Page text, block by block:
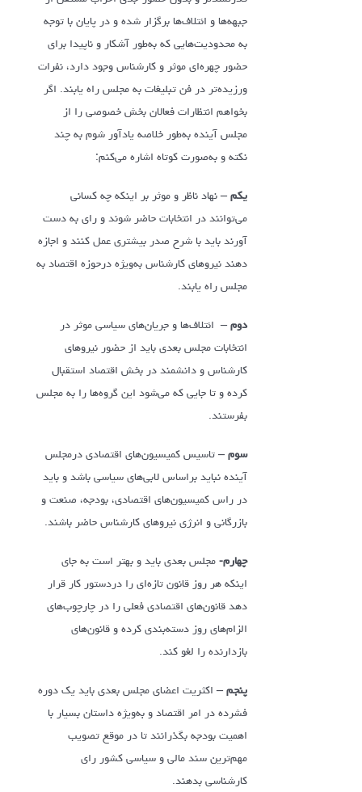
جبهه‌ها و ائتلاف‌ها برگزار شده و در پایان با توجه
به محدودیت‌هایی که به‌طور آشکار و ناپیدا برای
حضور چهره‌ای موثر و کارشناس وجود دارد، نفرات
ورزیده‌تر در فن تبلیغات به مجلس راه یابند. اگر
بخواهم انتظارات فعالان بخش خصوصی را از
مجلس آینده به‌طور خلاصه یادآور شوم به چند
نکته و به‌صورت کوتاه اشاره می‌کنم:
یکم –نهاد ناظر و موثر بر اینکه چه کسانی
می‌توانند در انتخابات حاضر شوند و رای به دست
آورند باید با شرح صدر بیشتری عمل کنند و اجازه
دهند نیروهای کارشناس به‌ویژه درحوزه اقتصاد به
مجلس راه یابند.
دوم – ائتلاف‌ها و جریان‌های سیاسی موثر در
انتخابات مجلس بعدی باید از حضور نیروهای
کارشناس و دانشمند در بخش اقتصاد استقبال
کرده و تا جایی که می‌شود این گروه‌ها را به مجلس
بفرستند.
سوم –تاسیس کمیسیون‌های اقتصادی درمجلس
آینده نباید براساس لابی‌های سیاسی باشد و باید
در راس کمیسیون‌های اقتصادی، بودجه، صنعت و
بازرگانی و انرژی نیروهای کارشناس حاضر باشند.
چهارم-مجلس بعدی باید و بهتر است به جای
اینکه هر روز قانون تازه‌ای را دردستور کار قرار
دهد قانون‌های اقتصادی فعلی را در چارچوب‌های
الزام‌های روز دسته‌بندی کرده و قانون‌های
بازدارنده را لغو کند.
پنجم –اکثریت اعضای مجلس بعدی باید یک دوره
فشرده در امر اقتصاد و به‌ویژه داستان بسیار با
اهمیت بودجه بگذرانند تا در موقع تصویب
مهم‌ترین سند مالی و سیاسی کشور رای
کارشناسی بدهند.